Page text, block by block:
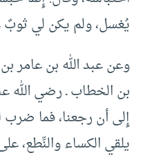
يُغسل، ولم يكن لي ثوبٌ
وعن عبد الله بن عامر
بن الخطاب ـ رضي الله
إِلى أن رجعنا، فما
يلقي الكساء والنِّطع،